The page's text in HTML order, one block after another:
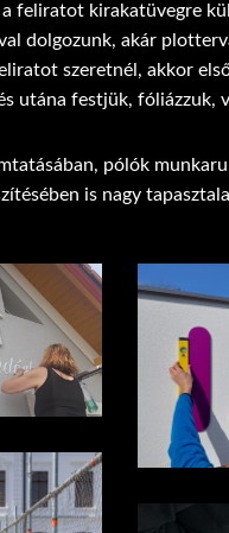
feliratot kirakatüvegre
dolgozunk, akár
szeretnél, akkor
utána festjük, fóliázzuk,
pólók
is nagy